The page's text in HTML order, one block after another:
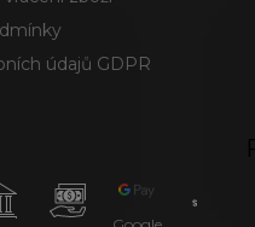
údajů GDPR